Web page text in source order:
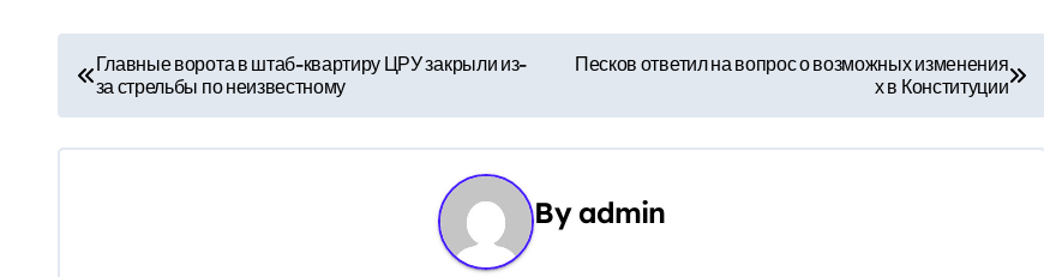
а
в
Главные ворота в штаб-квартиру ЦРУ закрыли из-
за стрельбы по неизвестному
Песков ответил на вопрос о возможных изменения
х в Конституции
Byadmin